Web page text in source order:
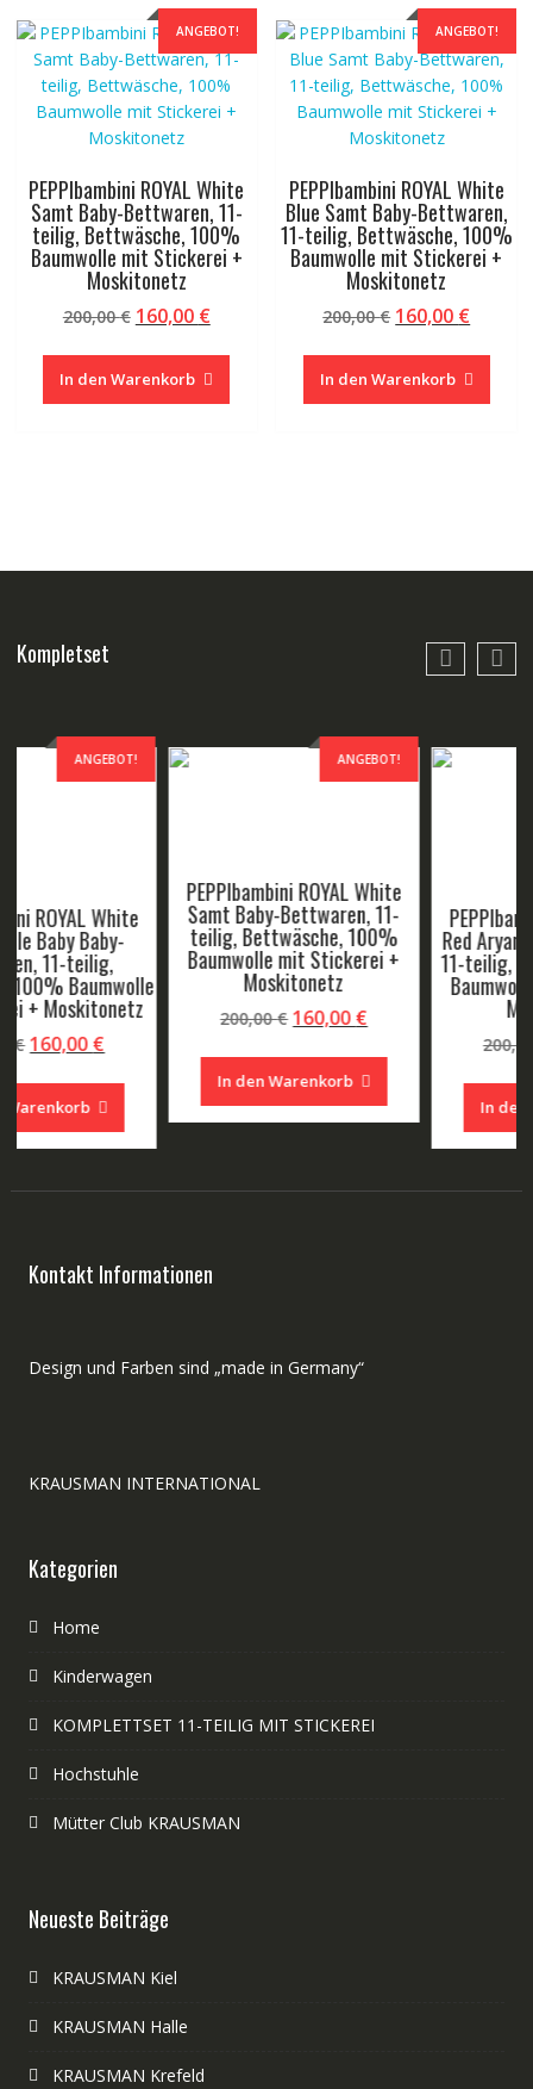
ANGEBOT!
PEPPIbambini ROYAL White
Samt Baby-Bettwaren, 11-
teilig, Bettwäsche, 100%
Baumwolle mit Stickerei +
Moskitonetz
200,00€ Ursprünglicher
war:
200,00 €
160,00 €Aktueller
ist:
160,00 €.
In den Warenkorb
ANGEBOT!
PEPPIbambini ROYAL White
Blue Samt Baby-Bettwaren,
11-teilig, Bettwäsche, 100%
Baumwolle mit Stickerei +
Moskitonetz
200,00€ Ursprünglicher
war:
200,00 €
160,00 €
ist:
160,00
In den Warenkorb
Kompletset
ANGEBOT!
PEPPIbambini ROYAL White
Red Aryana Baby-Bettwaren,
11-teilig, Bettwäsche, 100%
Baumwolle mit Stickerei +
Moskitonetz
200,00
200,00 €
Preis
ist:
160,00 €.
In den Warenkorb
ANGEBOT!
PEPPIbambini ROYAL White
Samt Baby-Bettwaren, 11-
teilig, Bettwäsche, 100%
Baumwolle mit Stickerei +
Moskitonetz
200,00
Preis
In den Warenkorb
Kontakt Informationen
Design und Farben sind „made in Germany“
KRAUSMAN INTERNATIONAL
Kategorien
Home
Kinderwagen
KOMPLETTSET 11-TEILIG MIT STICKEREI
Hochstuhle
Mütter Club KRAUSMAN
Neueste Beiträge
KRAUSMAN Kiel
KRAUSMAN Halle
KRAUSMAN Krefeld